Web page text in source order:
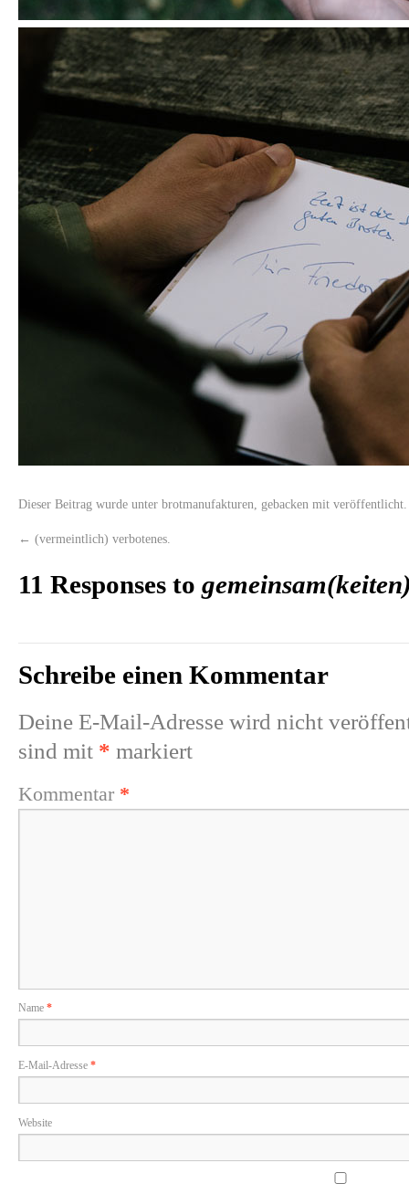
Dieser Beitrag wurde unter brotmanufakturen gebacken mit veröffentlicht.
← (vermeintlich) verbotenes.
11 Responses to
Schreibe einen Kommentar
Deine E-Mail-Adresse wird nicht
sind mit * markiert
Kommentar *
Name *
E-Mail-Adresse *
Website